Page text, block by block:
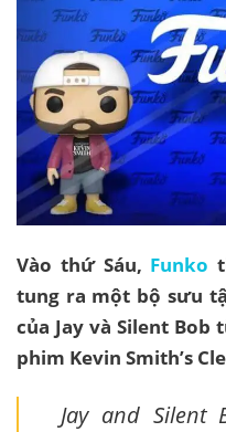
Vào thứ Sáu, Funko
tung ra một bộ sưu
của Jay và Silent Bob
phim Kevin Smith’s
Jay and Silent